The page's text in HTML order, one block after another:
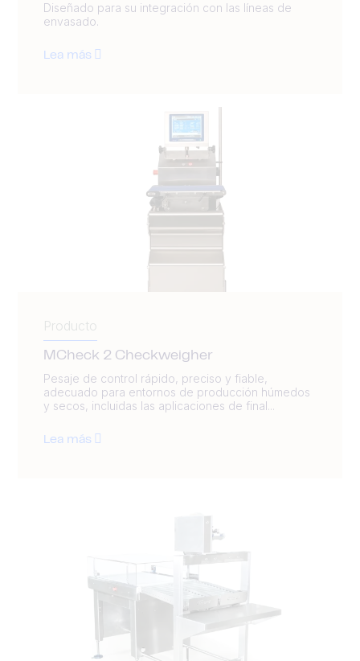
Diseñado para su integración con las líneas de
envasado.
Lea más
Producto
MCheck 2 Checkweigher
Pesaje de control rápido, preciso y fiable,
adecuado para entornos de producción húmedos
y secos, incluidas las aplicaciones de final...
Lea más